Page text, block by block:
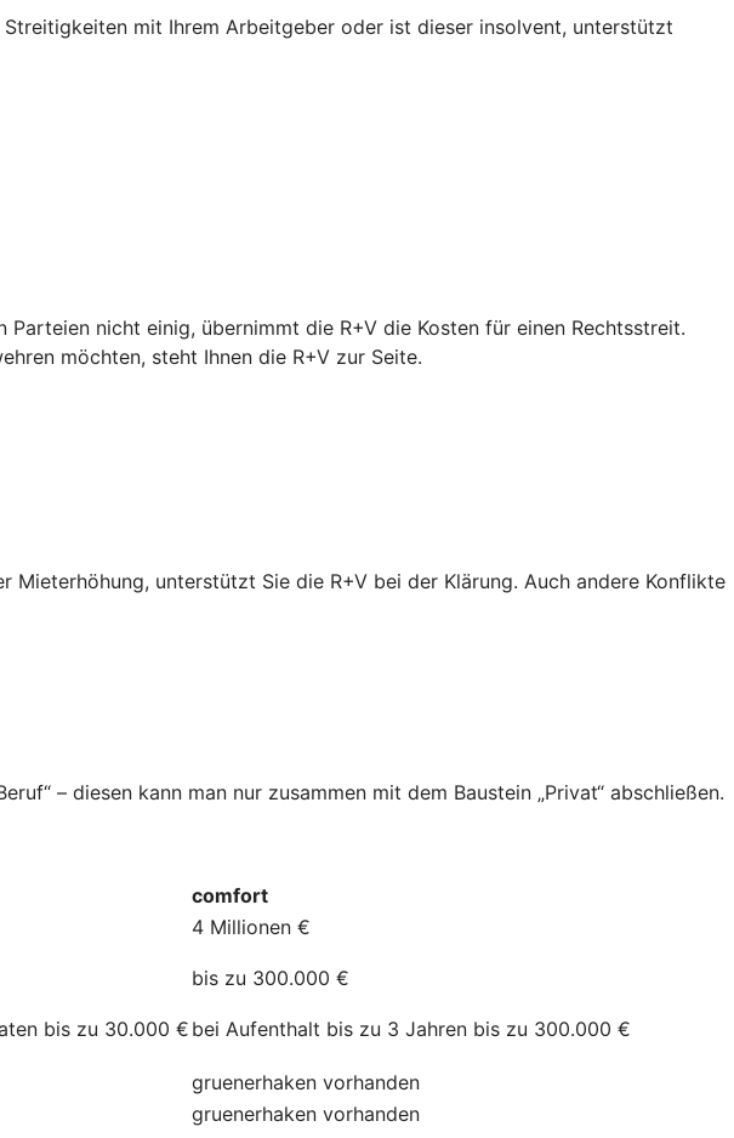
mit Ihrem Arbeitgeber oder ist dieser insolvent, unterstützt
nicht einig, übernimmt die R+V die Kosten für einen Rechtsstreit.
möchten, steht Ihnen die R+V zur Seite.
unterstützt Sie die R+V bei der Klärung. Auch andere Konflikte
– diesen kann man nur zusammen mit dem Baustein „Privat“ abschließen.
comfort
4 Millionen €
bis zu 300.000 €
bis zu 30.000 €bei Aufenthalt bis zu 3 Jahren bis zu 300.000 €
gruenerhaken vorhanden
gruenerhaken vorhanden